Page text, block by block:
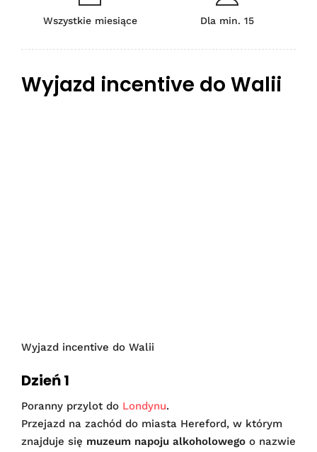
Wszystkie miesiące Dla min. 15
Wyjazd incentive do Walii
Wyjazd incentive do Walii
Dzień 1
Poranny przylot do Londynu.
Przejazd na zachód do miasta Hereford, w którym
znajduje się muzeum napoju alkoholowego o nazwie